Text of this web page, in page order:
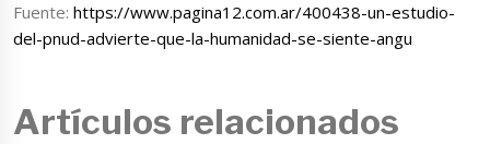
Fuente:https://www.pagina12.com.ar/400438-un-estudio-
del-pnud-advierte-que-la-humanidad-se-siente-angu
Artículos relacionados